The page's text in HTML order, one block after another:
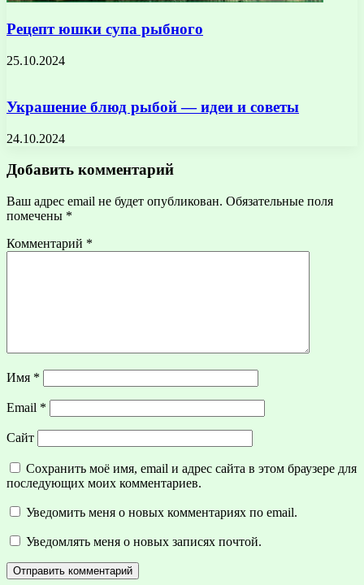
Рецепт юшки супа рыбного
25.10.2024
Украшение блюд рыбой — идеи и советы
24.10.2024
Добавить комментарий
Ваш адрес email не будет опубликован. Обязательные поля
помечены *
Комментарий *
Имя *
Email *
Сайт
Сохранить моё имя, email и адрес сайта в этом браузере для
последующих моих комментариев.
Уведомить меня о новых комментариях по email.
Уведомлять меня о новых записях почтой.